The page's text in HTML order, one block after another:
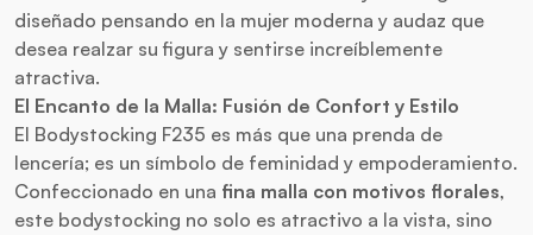
diseñado pensando en la mujer moderna y audaz que
desea realzar su figura y sentirse increíblemente
atractiva.
El Encanto de la Malla: Fusión de Confort y Estilo
El Bodystocking F235 es más que una prenda de
lencería; es un símbolo de feminidad y empoderamiento.
Confeccionado en una fina malla con motivos florales,
este bodystocking no solo es atractivo a la vista, sino